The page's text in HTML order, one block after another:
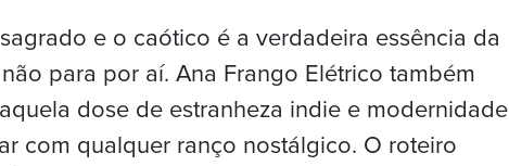
e o caótico é a verdadeira essência da
para por aí. Ana Frango Elétrico também
dose de estranheza indie e modernidade
com qualquer ranço nostálgico. O roteiro